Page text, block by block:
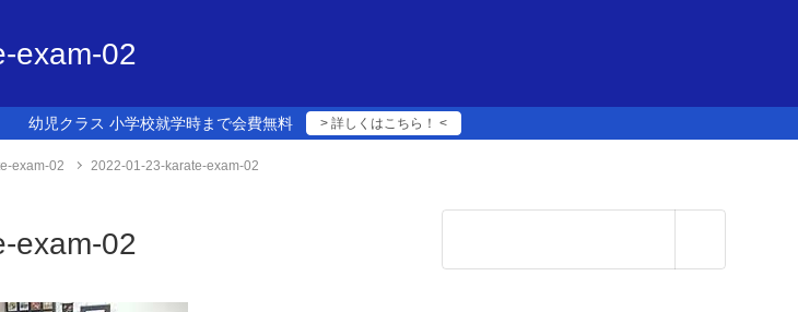
exam-02
幼児クラス 小学校就学時まで会費無料 > 詳しくはこちら！ <
exam-02 2022-01-23-karate-exam-02
exam-02